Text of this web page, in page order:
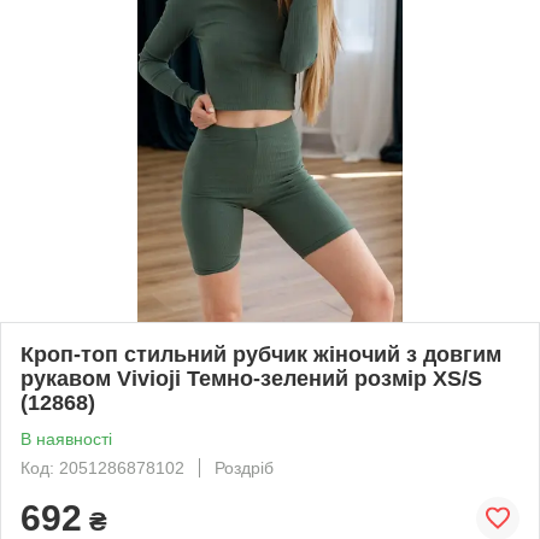
Кроп-топ стильний рубчик жіночий з довгим
рукавом Vivioji Темно-зелений розмір XS/S
(12868)
В наявності
Код: 2051286878102
Роздріб
692 ₴